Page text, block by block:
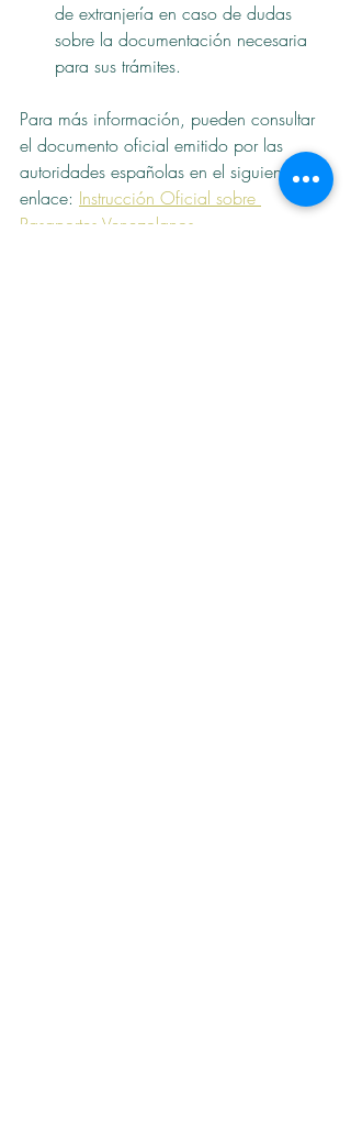
de extranjería en caso de dudas
sobre la documentación necesaria
para sus trámites.
Para más información, pueden consultar
el documento oficial emitido por las
autoridades españolas en el siguiente
enlace: Instrucción Oficial sobre
Pasaportes Venezolanos